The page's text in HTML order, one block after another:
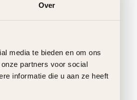
Over
media te bieden en om ons
partners voor social
informatie die u aan ze heeft